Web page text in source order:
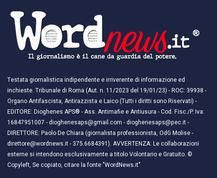
Testata giornalistica indipendente e irriverente di informazione ed
inchieste. Tribunale di Roma (Aut. n. 11/2023 del 19/01/23) - ROC: 39938 -
Organo Antifascista, Antirazzista e Laico (Tutti i diritti sono Riservati) -
EDITORE: Dioghenes APS® - Ass. Antimafie e Antiusura - Cod. Fisc./P. Iva:
16847951007 - dioghenesaps@gmail.com - dioghenesaps@pec.it - ​​
DIRETTORE: Paolo De Chiara (giornalista professionista, OdG Molise -
direttore@wordnews.it - ​​375.6684391). AVVERTENZA: Le collaborazioni
esterne si intendono esclusivamente a titolo Volontario e Gratuito. ©
Copyleft, Se copiato, citare la fonte "WordNews.it"